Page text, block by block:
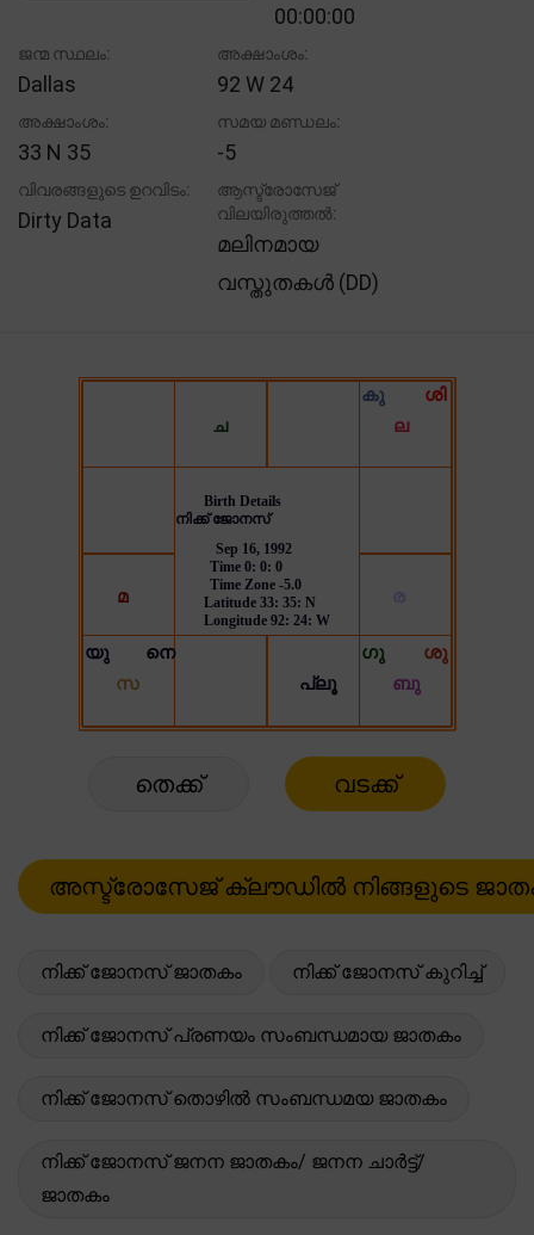
00:00:00
ജന്മ സ്ഥലം:
Dallas
അക്ഷാംശം:
92 W 24
അക്ഷാംശം:
33 N 35
സമയ മണ്ഡലം:
-5
വിവരങ്ങളുടെ ഉറവിടം:
Dirty Data
ആസ്ട്രോസേജ്
വിലയിരുത്തൽ:
മലിനമായ
വസ്തുതകൾ (DD)
തെക്ക് വടക്ക്
നിക്ക് ജോനസ് ജാതകം നിക്ക് ജോനസ് കുറിച്ച്
നിക്ക് ജോനസ് പ്രണയം സംബന്ധമായ ജാതകം
നിക്ക് ജോനസ് തൊഴിൽ സംബന്ധമയ ജാതകം
നിക്ക് ജോനസ് ജനന ജാതകം/ ജനന ചാർട്ട്/
ജാതകം